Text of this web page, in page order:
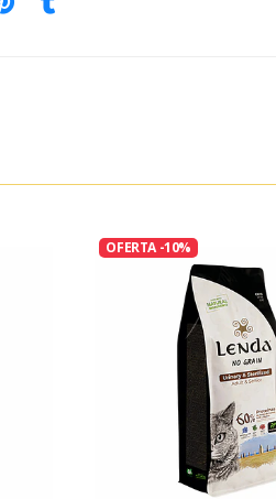
OFERTA -10%